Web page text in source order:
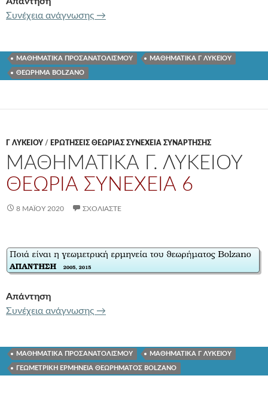
Συνέχεια ανάγνωσης ΜΑΘΗΜΑΤΙΚΑ Γ. ΛΥΚΕΙΟΥ
→
ΜΑΘΗΜΑΤΙΚΑ ΠΡΟΣΑΝΑΤΟΛΙΣΜΟΥ ΜΑΘΗΜΑΤΙΚΑ Γ ΛΥΚΕΙΟΥ
ΘΕΩΡΗΜΑ BOLZANO
Γ ΛΥΚΕΊΟΥ / ΕΡΩΤΗΣΕΙΣ ΘΕΩΡΙΑΣ ΣΥΝΕΧΕΙΑ ΣΥΝΑΡΤΗΣΗΣ
ΜΑΘΗΜΑΤΙΚΑ Γ. ΛΥΚΕΙΟΥ
ΘΕΩΡΙΑ ΣΥΝΕΧΕΙΑ 6
8 ΜΑΪ́ΟΥ 2020 ΣΧΟΛΙΆΣΤΕ
Απάντηση
Συνέχεια ανάγνωσης ΜΑΘΗΜΑΤΙΚΑ Γ. ΛΥΚΕΙΟΥ
→
ΜΑΘΗΜΑΤΙΚΑ ΠΡΟΣΑΝΑΤΟΛΙΣΜΟΥ ΜΑΘΗΜΑΤΙΚΑ Γ ΛΥΚΕΙΟΥ
ΓΕΩΜΕΤΡΙΚΗ ΕΡΜΗΝΕΙΑ ΘΕΩΡΗΜΑΤΟΣ BOLZANO